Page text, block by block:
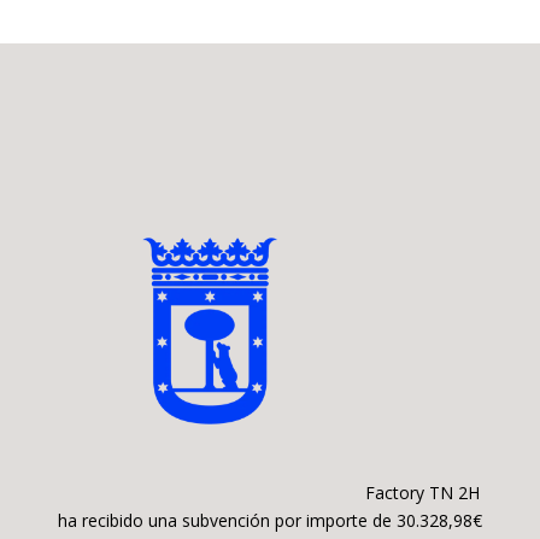
Factory TN 2H
ha recibido una subvención por importe de 30.328,98€